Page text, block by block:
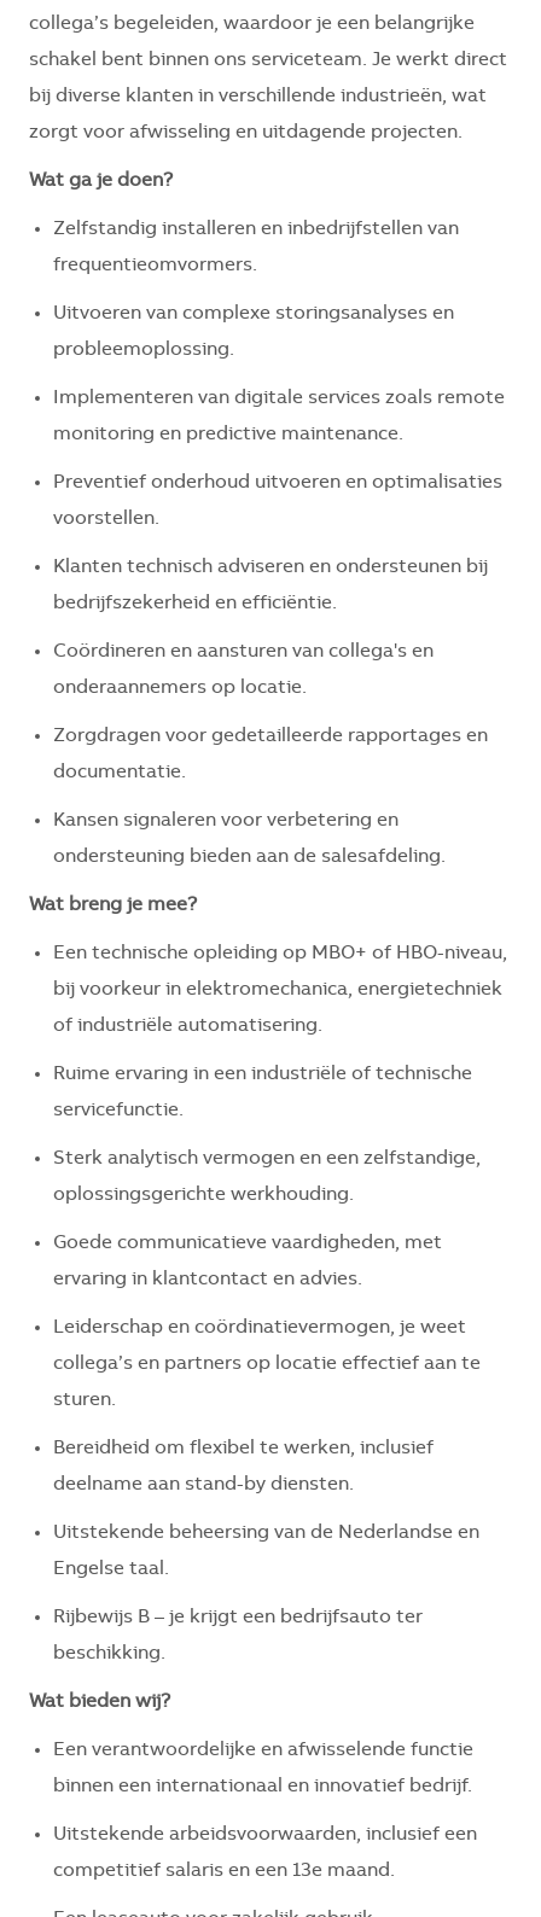
collega’s begeleiden, waardoor je een belangrijke
schakel bent binnen ons serviceteam. Je werkt direct
bij diverse klanten in verschillende industrieën, wat
zorgt voor afwisseling en uitdagende projecten.
Wat ga je doen?
Zelfstandig installeren en inbedrijfstellen van
frequentieomvormers.
Uitvoeren van complexe storingsanalyses en
probleemoplossing.
Implementeren van digitale services zoals remote
monitoring en predictive maintenance.
Preventief onderhoud uitvoeren en optimalisaties
voorstellen.
Klanten technisch adviseren en ondersteunen bij
bedrijfszekerheid en efficiëntie.
Coördineren en aansturen van collega's en
onderaannemers op locatie.
Zorgdragen voor gedetailleerde rapportages en
documentatie.
Kansen signaleren voor verbetering en
ondersteuning bieden aan de salesafdeling.
Wat breng je mee?
Een technische opleiding op MBO+ of HBO-niveau,
bij voorkeur in elektromechanica, energietechniek
of industriële automatisering.
Ruime ervaring in een industriële of technische
servicefunctie.
Sterk analytisch vermogen en een zelfstandige,
oplossingsgerichte werkhouding.
Goede communicatieve vaardigheden, met
ervaring in klantcontact en advies.
Leiderschap en coördinatievermogen, je weet
collega’s en partners op locatie effectief aan te
sturen.
Bereidheid om flexibel te werken, inclusief
deelname aan stand-by diensten.
Uitstekende beheersing van de Nederlandse en
Engelse taal.
Rijbewijs B – je krijgt een bedrijfsauto ter
beschikking.
Wat bieden wij?
Een verantwoordelijke en afwisselende functie
binnen een internationaal en innovatief bedrijf.
Uitstekende arbeidsvoorwaarden, inclusief een
competitief salaris en een 13e maand.